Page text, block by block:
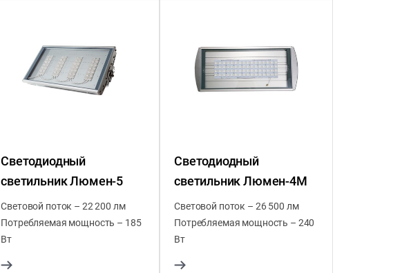
Светодиодный
светильник Люмен-5
Световой поток – 22 200 лм
Потребляемая мощность – 185
Вт
Светодиодный
светильник Люмен-4М
Световой поток – 26 500 лм
Потребляемая мощность – 240
Вт